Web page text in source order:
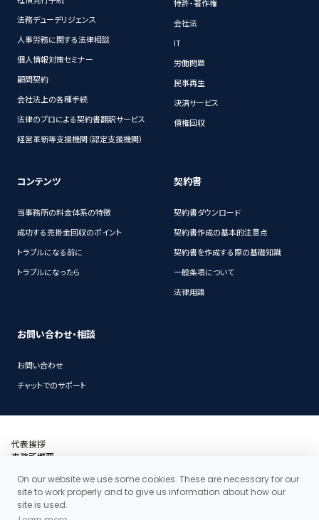
法務デューデリジェンス
人事労務に関する法律相談
個人情報対策セミナー
顧問契約
会社法上の各種手続
法律のプロによる契約書翻訳サービス
経営革新等支援機関（認定支援機関）
特許・著作権
会社法
IT
労働問題
民事再生
決済サービス
債権回収
コンテンツ
当事務所の料金体系の特徴
成功する売掛金回収のポイント
トラブルになる前に
トラブルになったら
契約書
契約書ダウンロード
契約書作成の基本的注意点
契約書を作成する際の基礎知識
一般条項について
法律用語
お問い合わせ・相談
お問い合わせ
チャットでのサポート
代表挨拶
事務所概要
アクセス・地図
当事務所の料金体系の特徴
お問い合わせ
On our website we use some cookies. These are necessary for our
site to work properly and to give us information about how our
site is used.